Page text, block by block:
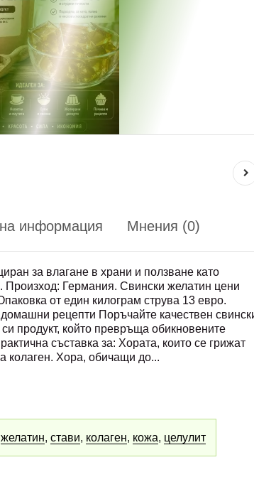
информация Мнения (0)
за влагане в храни и ползване като
Германия. Свински желатин цени
от един килограм струва 13 евро.
рецепти Поръчайте качествен
продукт, който превръща обикновените
съставка за: Хората, които се грижат
колаген. Хора, обичащи до...
желатин, стави, колаген, кожа, целулит